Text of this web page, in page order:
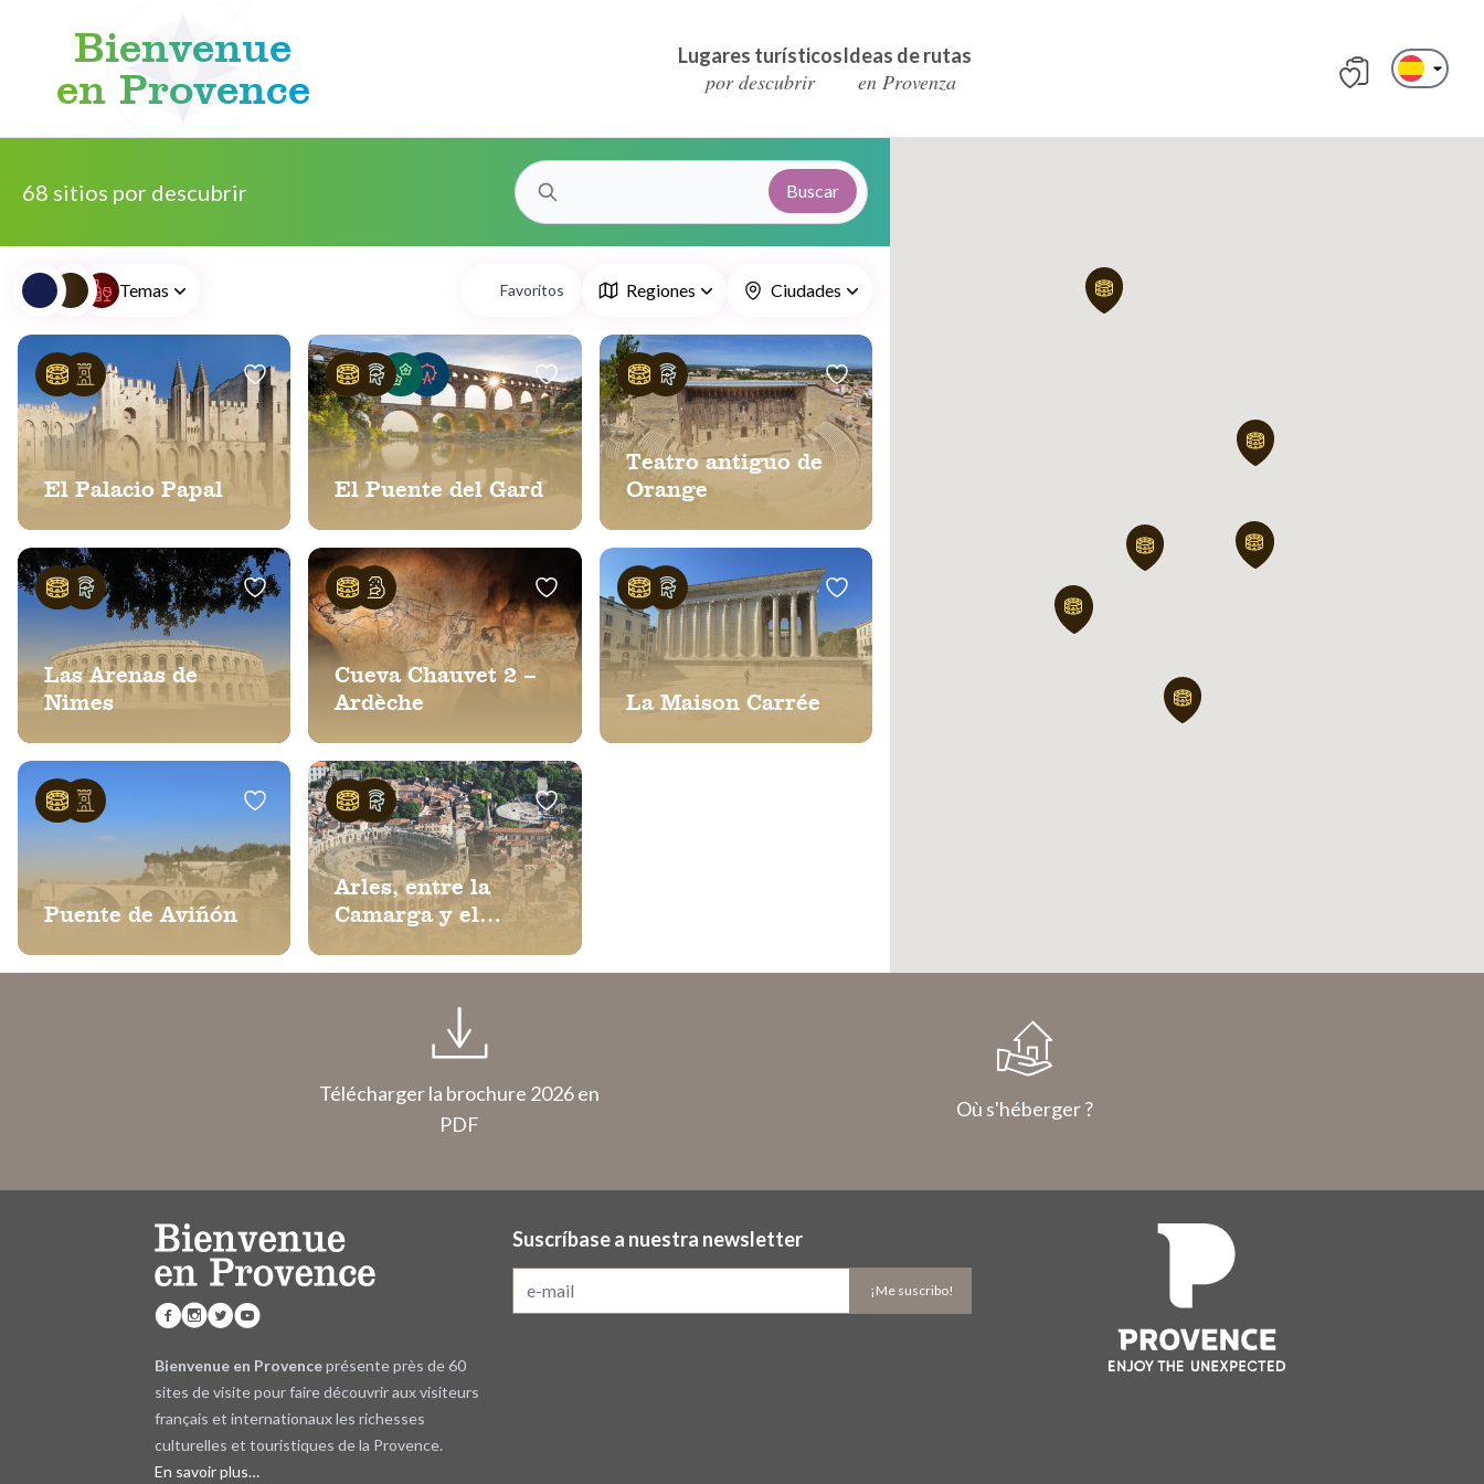
Bienvenue
en Provence
Lugares turísticos
por descubrir
Ideas de rutas
en Provenza
68 sitios por descubrir Buscar
Temas Favoritos Regiones Ciudades
El Palacio Papal El Puente del Gard
Teatro antiguo de
Orange
Las Arenas de
Nimes
Cueva Chauvet 2 –
Ardèche
La Maison Carrée
Puente de Aviñón
Arles, entre la
Camarga y el
Mundial
Télécharger la brochure 2026 en
PDF
Où s'héberger ?
Bienvenue en Provenceprésente près de 60
sites de visite pour faire découvrir aux visiteurs
français et internationaux les richesses
culturelles et touristiques de la Provence.
En savoir plus…
Suscríbase a nuestra newsletter